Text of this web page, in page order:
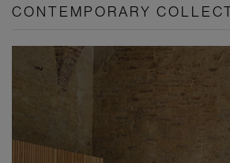
CONTEMPORARY